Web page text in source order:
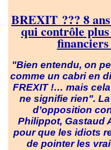
BREXIT ??? 8
qui contrôle
"Bien entendu, on
comme un cabri en
FREXIT !… mais
ne signifie rien".
d’opposition
Philippot, Gastaud
pour que les idiots
de pointer les